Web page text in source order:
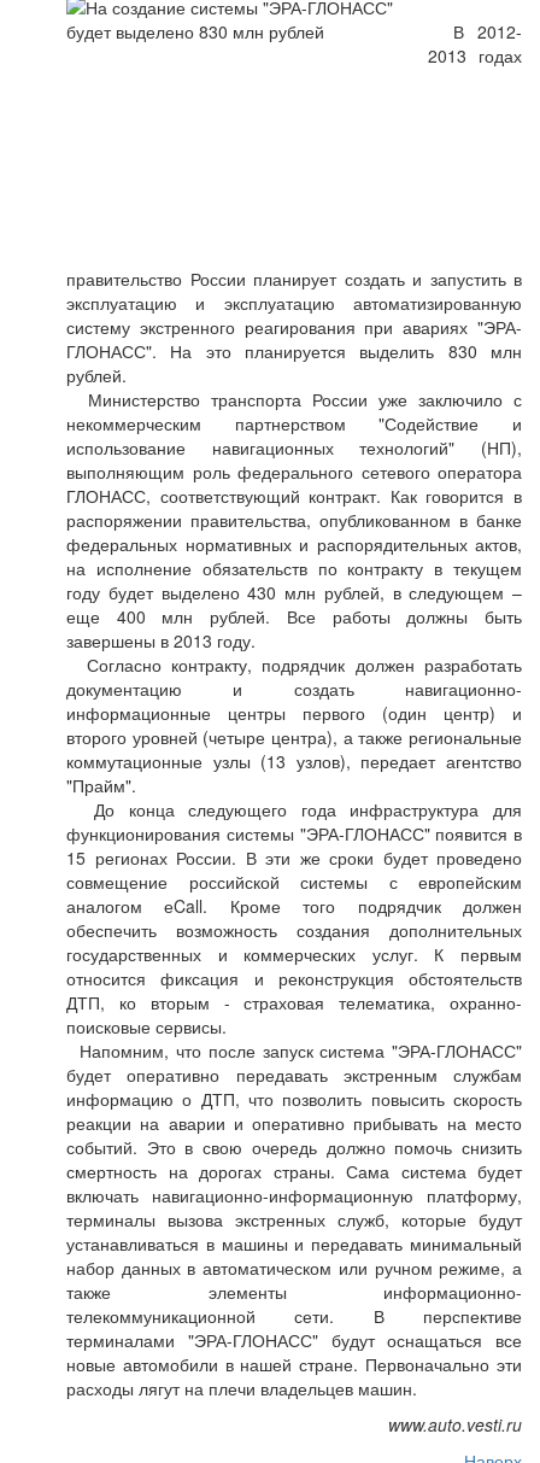
В 2012-
2013 годах
правительство России планирует создать и запустить в
эксплуатацию и эксплуатацию автоматизированную
систему экстренного реагирования при авариях "ЭРА-
ГЛОНАСС". На это планируется выделить 830 млн
рублей.
Министерство транспорта России уже заключило с
некоммерческим партнерством "Содействие и
использование навигационных технологий" (НП),
выполняющим роль федерального сетевого оператора
ГЛОНАСС, соответствующий контракт. Как говорится в
распоряжении правительства, опубликованном в банке
федеральных нормативных и распорядительных актов,
на исполнение обязательств по контракту в текущем
году будет выделено 430 млн рублей, в следующем –
еще 400 млн рублей. Все работы должны быть
завершены в 2013 году.
Согласно контракту, подрядчик должен разработать
документацию и создать навигационно-
информационные центры первого (один центр) и
второго уровней (четыре центра), а также региональные
коммутационные узлы (13 узлов), передает агентство
"Прайм".
До конца следующего года инфраструктура для
функционирования системы "ЭРА-ГЛОНАСС" появится в
15 регионах России. В эти же сроки будет проведено
совмещение российской системы с европейским
аналогом еCall. Кроме того подрядчик должен
обеспечить возможность создания дополнительных
государственных и коммерческих услуг. К первым
относится фиксация и реконструкция обстоятельств
ДТП, ко вторым - страховая телематика, охранно-
поисковые сервисы.
Напомним, что после запуск система "ЭРА-ГЛОНАСС"
будет оперативно передавать экстренным службам
информацию о ДТП, что позволить повысить скорость
реакции на аварии и оперативно прибывать на место
событий. Это в свою очередь должно помочь снизить
смертность на дорогах страны. Сама система будет
включать навигационно-информационную платформу,
терминалы вызова экстренных служб, которые будут
устанавливаться в машины и передавать минимальный
набор данных в автоматическом или ручном режиме, а
также элементы информационно-
телекоммуникационной сети. В перспективе
терминалами "ЭРА-ГЛОНАСС" будут оснащаться все
новые автомобили в нашей стране. Первоначально эти
расходы лягут на плечи владельцев машин.
www.auto.vesti.ru